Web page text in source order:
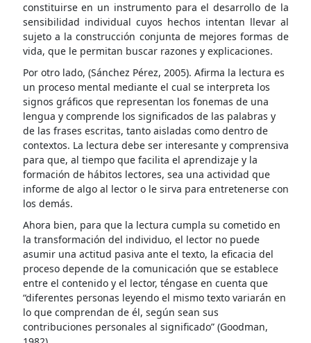
constituirse en un instrumento para el desarrollo de la
sensibilidad individual cuyos hechos intentan llevar al
sujeto a la construcción conjunta de mejores formas de
vida, que le permitan buscar razones y explicaciones.
Por otro lado, (Sánchez Pérez, 2005). Afirma la lectura es
un proceso mental mediante el cual se interpreta los
signos gráficos que representan los fonemas de una
lengua y comprende los significados de las palabras y
de las frases escritas, tanto aisladas como dentro de
contextos. La lectura debe ser interesante y comprensiva
para que, al tiempo que facilita el aprendizaje y la
formación de hábitos lectores, sea una actividad que
informe de algo al lector o le sirva para entretenerse con
los demás.
Ahora bien, para que la lectura cumpla su cometido en
la transformación del individuo, el lector no puede
asumir una actitud pasiva ante el texto, la eficacia del
proceso depende de la comunicación que se establece
entre el contenido y el lector, téngase en cuenta que
“diferentes personas leyendo el mismo texto variarán en
lo que comprendan de él, según sean sus
contribuciones personales al significado” (Goodman,